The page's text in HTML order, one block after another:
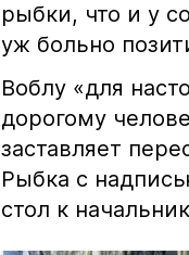
рыбки, что и у
уж больно
Воблу «для
дорогому
заставляет
Рыбка с
стол к